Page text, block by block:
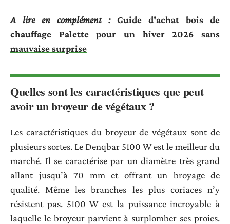
A lire en complément :
Guide d'achat bois de
chauffage Palette pour un hiver 2026 sans
mauvaise surprise
Quelles sont les caractéristiques que peut
avoir un broyeur de végétaux ?
Les caractéristiques du broyeur de végétaux sont de
plusieurs sortes. Le Denqbar 5100 W est le meilleur du
marché. Il se caractérise par un diamètre très grand
allant jusqu’à 70 mm et offrant un broyage de
qualité. Même les branches les plus coriaces n’y
résistent pas. 5100 W est la puissance incroyable à
laquelle le broyeur parvient à surplomber ses proies.